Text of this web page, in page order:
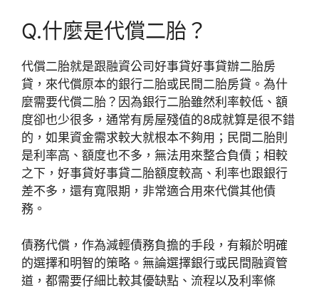
Q.什麼是代償二胎？
代償二胎就是跟融資公司好事貸好事貸辦二胎房
貸，來代償原本的銀行二胎或民間二胎房貸。為什
麼需要代償二胎？因為銀行二胎雖然利率較低、額
度卻也少很多，通常有房屋殘值的8成就算是很不錯
的，如果資金需求較大就根本不夠用；民間二胎則
是利率高、額度也不多，無法用來整合負債；相較
之下，好事貸好事貸二胎額度較高、利率也跟銀行
差不多，還有寬限期，非常適合用來代償其他債
務。
債務代償，作為減輕債務負擔的手段，有賴於明確
的選擇和明智的策略。無論選擇銀行或民間融資管
道，都需要仔細比較其優缺點、流程以及利率條